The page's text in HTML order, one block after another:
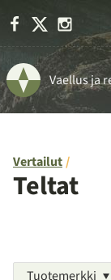
Facebook
Vaellus ja
Vertailut
Teltat
Tuotemerkki